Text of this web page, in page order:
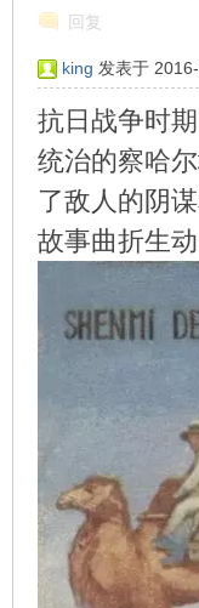
回复
king 发表于
抗日战争时
统治的察哈
了敌人的阴
故事曲折生动